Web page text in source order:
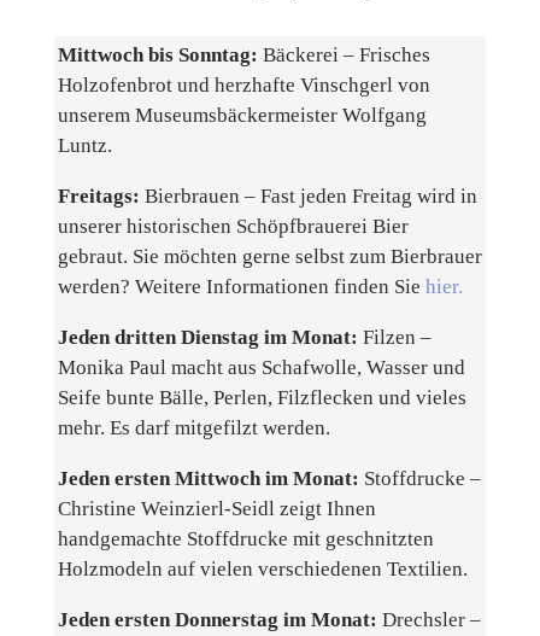
Mittwoch bis Sonntag: Bäckerei – Frisches
Holzofenbrot und herzhafte Vinschgerl von
unserem Museumsbäckermeister Wolfgang
Luntz.
Freitags: Bierbrauen – Fast jeden Freitag wird in
unserer historischen Schöpfbrauerei Bier
gebraut. Sie möchten gerne selbst zum Bierbrauer
werden? Weitere Informationen finden Sie hier.
Jeden dritten Dienstag im Monat: Filzen –
Monika Paul macht aus Schafwolle, Wasser und
Seife bunte Bälle, Perlen, Filzflecken und vieles
mehr. Es darf mitgefilzt werden.
Jeden ersten Mittwoch im Monat: Stoffdrucke –
Christine Weinzierl-Seidl zeigt Ihnen
handgemachte Stoffdrucke mit geschnitzten
Holzmodeln auf vielen verschiedenen Textilien.
Jeden ersten Donnerstag im Monat: Drechsler –